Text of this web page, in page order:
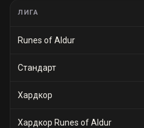
ЛИГА
Runes of Aldur
Стандарт
Хардкор
Хардкор Runes of Aldur